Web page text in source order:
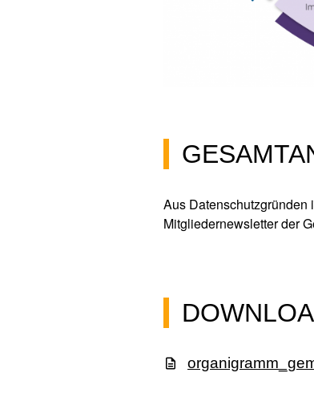
Aus Datenschutzgründen
Mitgliedernewsletter der